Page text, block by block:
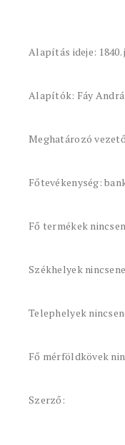
Alapítás ideje: 1840.
Alapítók: Fáy
Meghatározó
Főtevékenység:
Fő termékek
Székhelyek
Telephelyek
Fő mérföldkövek
Szerző: